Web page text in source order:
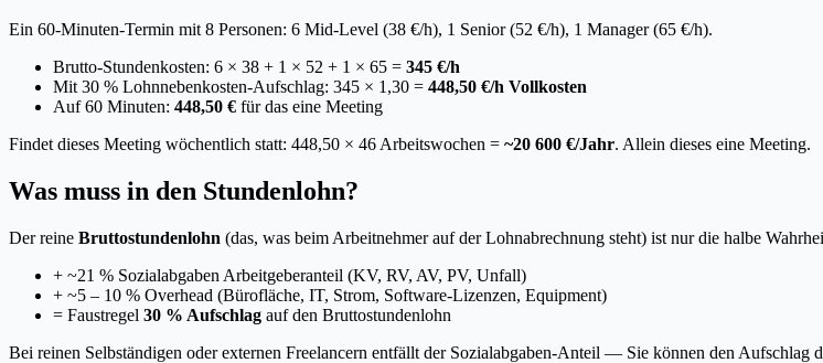
Ein 60-Minuten-Termin mit 8 Personen: 6 Mid-Level (38 €/h), 1 Senior (52 €/h), 1 Manager (65 €/h).
Brutto-Stundenkosten: 6 × 38 + 1 × 52 + 1 × 65 = 345 €/h
Mit 30 % Lohnnebenkosten-Aufschlag: 345 × 1,30 = 448,50 €/h Vollkosten
Auf 60 Minuten: 448,50 € für das eine Meeting
Findet dieses Meeting wöchentlich statt: 448,50 × 46 Arbeitswochen = ~20 600 €/Jahr. Allein dieses eine Meeting.
Was muss in den Stundenlohn?
Der reine Bruttostundenlohn (das, was beim Arbeitnehmer auf der Lohnabrechnung steht) ist nur die halbe
+ ~21 % Sozialabgaben Arbeitgeberanteil (KV, RV, AV, PV, Unfall)
+ ~5 – 10 % Overhead (Bürofläche, IT, Strom, Software-Lizenzen, Equipment)
= Faustregel 30 % Aufschlag auf den Bruttostundenlohn
Bei reinen Selbständigen oder externen Freelancern entfällt der Sozialabgaben-Anteil — Sie können den Aufschlag